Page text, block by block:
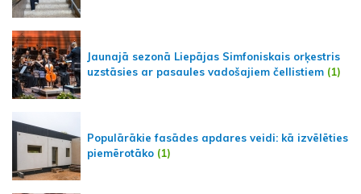
Jaunajā sezonā Liepājas Simfoniskais orķestris
uzstāsies ar pasaules vadošajiem čellistiem (1)
Populārākie fasādes apdares veidi: kā izvēlēties
piemērotāko (1)